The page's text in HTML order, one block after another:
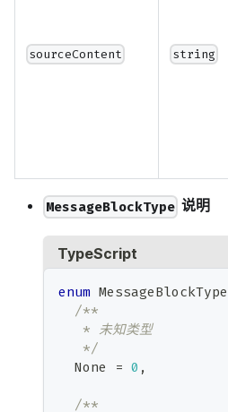
sourceContent string
MessageBlockType 说明
TypeScript
enum MessageBlockType
/**
   * 未知类型
   */
  None
= 0 ,
/**